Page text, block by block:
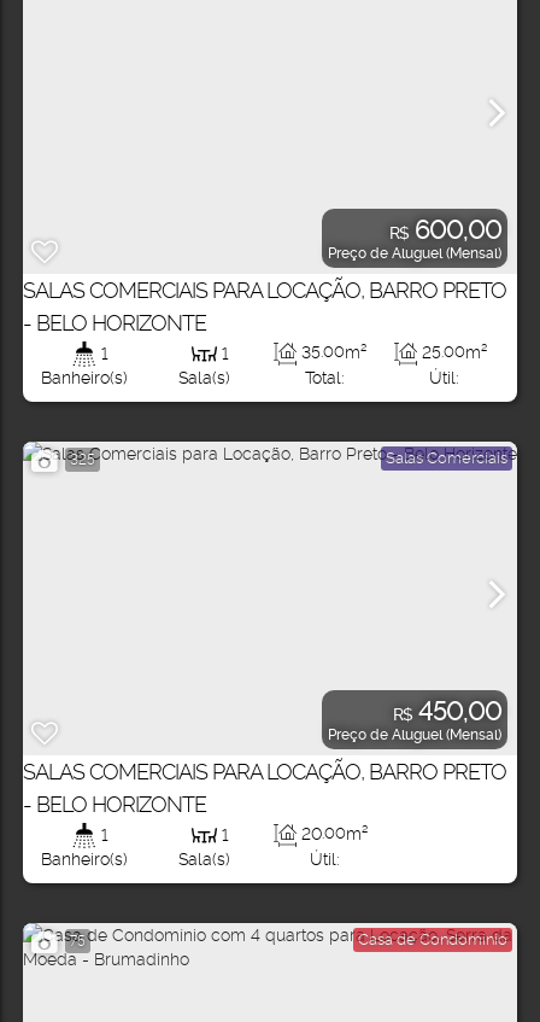
R$ 600,00
Preço de Aluguel (Mensal)
SALAS COMERCIAIS PARA LOCAÇÃO, BARRO PRETO
- BELO HORIZONTE
1
Banheiro(s)
1
Sala(s)
Total:
35.00m²
Útil:
25.00m²
325 Salas Comerciais
R$ 450,00
Preço de Aluguel (Mensal)
SALAS COMERCIAIS PARA LOCAÇÃO, BARRO PRETO
- BELO HORIZONTE
1
Banheiro(s)
1
Sala(s)
Útil:
20.00m²
75 Casa de Condomínio